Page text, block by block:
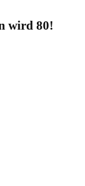
wird 80!